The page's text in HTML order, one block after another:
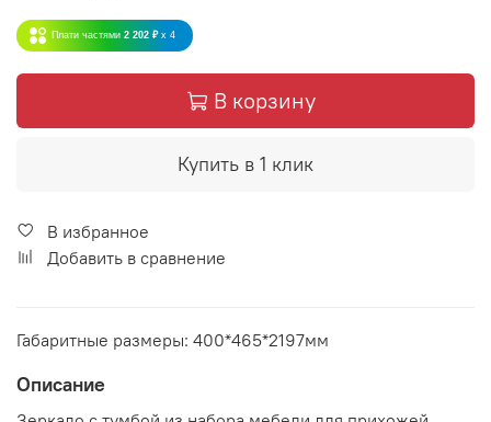
Плати частями 2 202 ₽ x 4
В корзину
Купить в 1 клик
В избранное
Добавить в сравнение
Габаритные размеры: 400*465*2197мм
Описание